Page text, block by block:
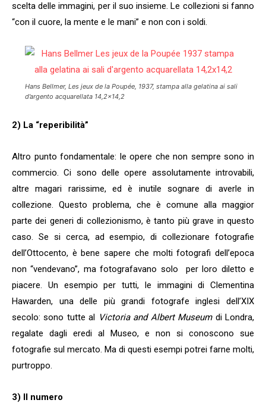
scelta delle immagini, per il suo insieme. Le collezioni si fanno
“con il cuore, la mente e le mani” e non con i soldi.
Hans Bellmer, Les jeux de la Poupée, 1937, stampa alla gelatina ai sali
d’argento acquarellata 14,2×14,2
2) La “reperibilità”
Altro punto fondamentale: le opere che non sempre sono in
commercio. Ci sono delle opere assolutamente introvabili,
altre magari rarissime, ed è inutile sognare di averle in
collezione. Questo problema, che è comune alla maggior
parte dei generi di collezionismo, è tanto più grave in questo
caso. Se si cerca, ad esempio, di collezionare fotografie
dell’Ottocento, è bene sapere che molti fotografi dell’epoca
non “vendevano”, ma fotografavano solo per loro diletto e
piacere. Un esempio per tutti, le immagini di Clementina
Hawarden, una delle più grandi fotografe inglesi dell’XIX
secolo: sono tutte al Victoria and Albert Museumdi Londra,
regalate dagli eredi al Museo, e non si conoscono sue
fotografie sul mercato. Ma di questi esempi potrei farne molti,
purtroppo.
3) Il numero